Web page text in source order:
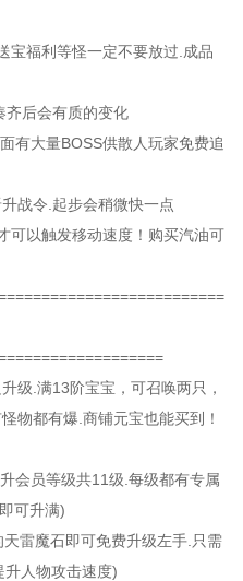
宝福利等怪一定不要放过.成品
齐后会有质的变化
有大量BOSS供散人玩家免费追
战令.起步会稍微快一点
可以触发移动速度！购买汽油可
级.满13阶宝宝，可召唤两只，
物都有爆.商铺元宝也能买到！
会员等级共11级.每级都有专属
可升满)
雷魔石即可免费升级左手.只需
人物攻击速度)